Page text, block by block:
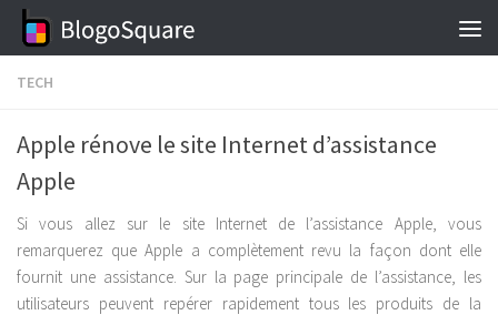
Skip to content
TECH
Apple rénove le site Internet d’assistance
Apple
Si vous allez sur le site Internet de l’assistance Apple, vous
remarquerez que Apple a complètement revu la façon dont elle
fournit une assistance. Sur la page principale de l’assistance, les
utilisateurs peuvent repérer rapidement tous les produits de la